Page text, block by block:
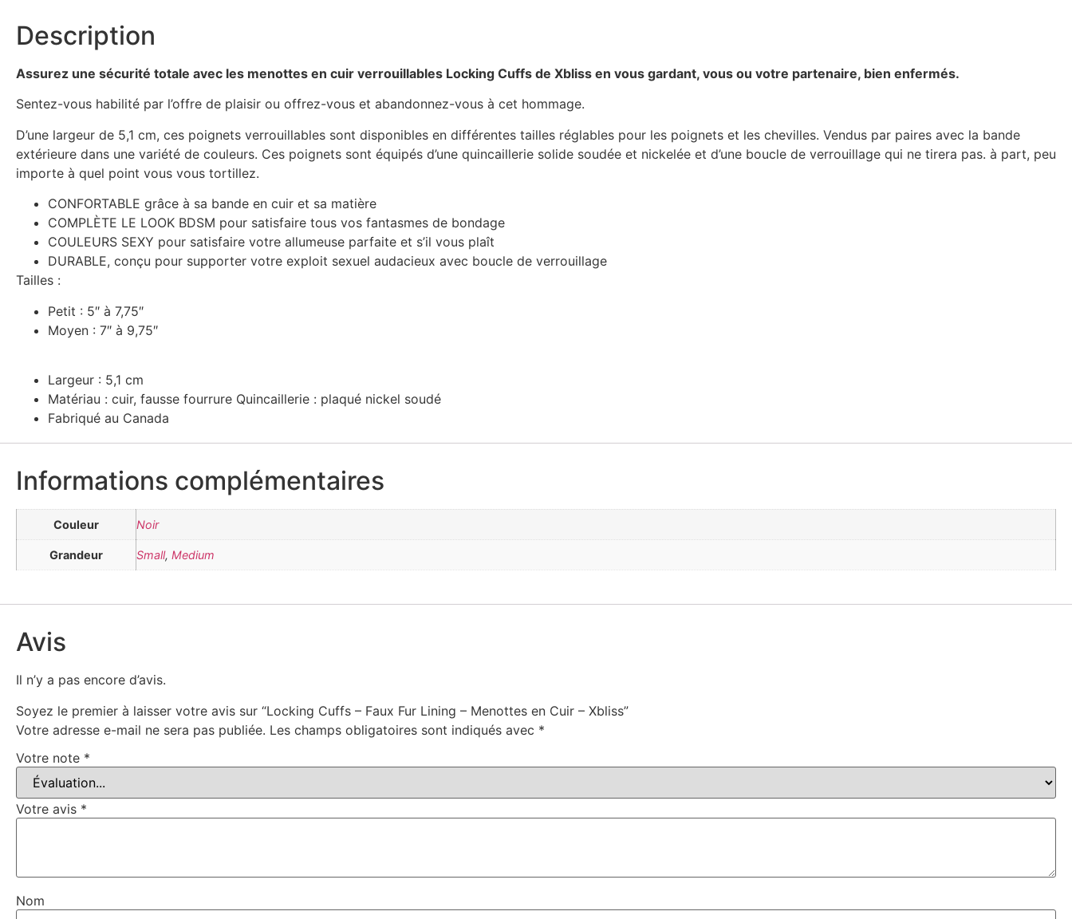
Description
Assurez une sécurité totale avec les menottes en cuir verrouillables Locking Cuffs de Xbliss en vous gardant, vous ou votre partenaire, bien enfermés.
Sentez-vous habilité par l’offre de plaisir ou offrez-vous et abandonnez-vous à cet hommage.
D’une largeur de 5,1 cm, ces poignets verrouillables sont disponibles en différentes tailles réglables pour les poignets et les chevilles. Vendus par paires avec la bande
extérieure dans une variété de couleurs. Ces poignets sont équipés d’une quincaillerie solide soudée et nickelée et d’une boucle de verrouillage qui ne tirera pas. à part, peu
importe à quel point vous vous tortillez.
CONFORTABLE grâce à sa bande en cuir et sa matière
COMPLÈTE LE LOOK BDSM pour satisfaire tous vos fantasmes de bondage
COULEURS SEXY pour satisfaire votre allumeuse parfaite et s’il vous plaît
DURABLE, conçu pour supporter votre exploit sexuel audacieux avec boucle de verrouillage
Tailles :
Petit : 5″ à 7,75″
Moyen : 7″ à 9,75″
Largeur : 5,1 cm
Matériau : cuir, fausse fourrure Quincaillerie : plaqué nickel soudé
Fabriqué au Canada
Informations complémentaires
Couleur Noir
Grandeur Small, Medium
Avis
Il n’y a pas encore d’avis.
Soyez le premier à laisser votre avis sur “Locking Cuffs – Faux Fur Lining – Menottes en Cuir – Xbliss”
Votre adresse e-mail ne sera pas publiée. Les champs obligatoires sont indiqués avec *
Votre note *
Votre avis *
Nom